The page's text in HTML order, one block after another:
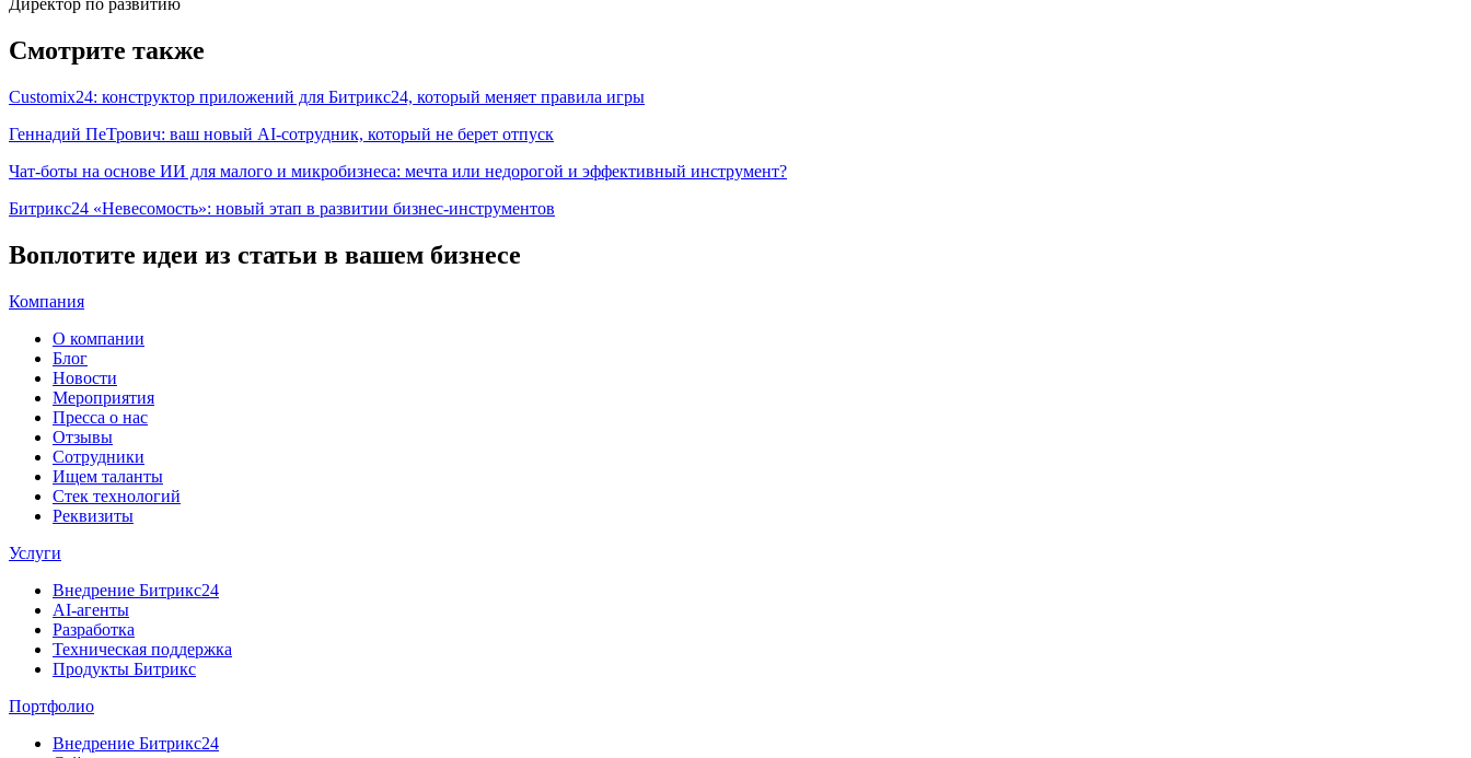
Директор по развитию
Смотрите также
Customix24: конструктор приложений для Битрикс24, который меняет правила игры
Геннадий ПеТрович: ваш новый AI-сотрудник, который не берет отпуск
Чат-боты на основе ИИ для малого и микробизнеса: мечта или недорогой и эффективный инструмент?
Битрикс24 «Невесомость»: новый этап в развитии бизнес-инструментов
Воплотите идеи из статьи в вашем бизнесе
Компания
О компании
Блог
Новости
Мероприятия
Пресса о нас
Отзывы
Сотрудники
Ищем таланты
Стек технологий
Реквизиты
Услуги
Внедрение Битрикс24
AI-агенты
Разработка
Техническая поддержка
Продукты Битрикс
Портфолио
Внедрение Битрикс24